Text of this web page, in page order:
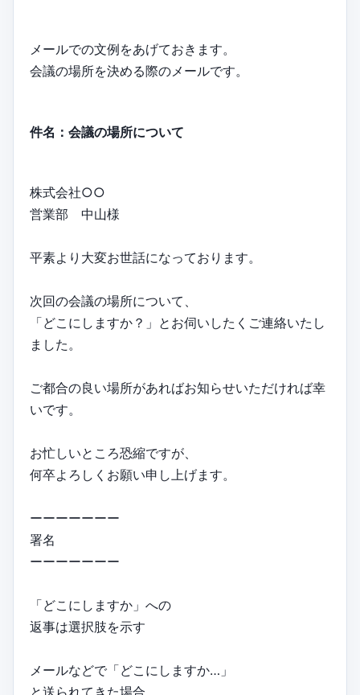
メールでの文例をあげておきます。
会議の場所を決める際のメールです。
件名：会議の場所について
株式会社○○
営業部 中山様
平素より大変お世話になっております。
次回の会議の場所について、
「どこにしますか？」とお伺いしたくご連絡いたし
ました。
ご都合の良い場所があればお知らせいただければ幸
いです。
お忙しいところ恐縮ですが、
何卒よろしくお願い申し上げます。
ーーーーーーー
署名
ーーーーーーー
「どこにしますか」への
返事は選択肢を示す
メールなどで「どこにしますか…」
と送られてきた場合、